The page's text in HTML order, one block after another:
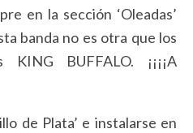
en la sección ‘Oleadas’
banda no es otra que los
BUFFALO. ¡¡¡¡A
de Plata’ e instalarse en